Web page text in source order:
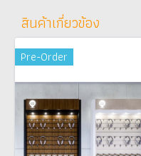
สินค้าเกี่ยวข้อง
Pre-Order